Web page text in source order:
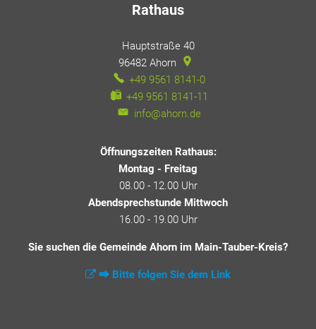
Rathaus
Hauptstraße 40
96482 Ahorn
+49 9561 8141-0
+49 9561 8141-11
info@ahorn.de
Öffnungszeiten Rathaus:
Montag - Freitag
08.00 - 12.00 Uhr
Abendsprechstunde Mittwoch
16.00 - 19.00 Uhr
Sie suchen die Gemeinde Ahorn im Main-Tauber-Kreis?
⮕ Bitte folgen Sie dem Link